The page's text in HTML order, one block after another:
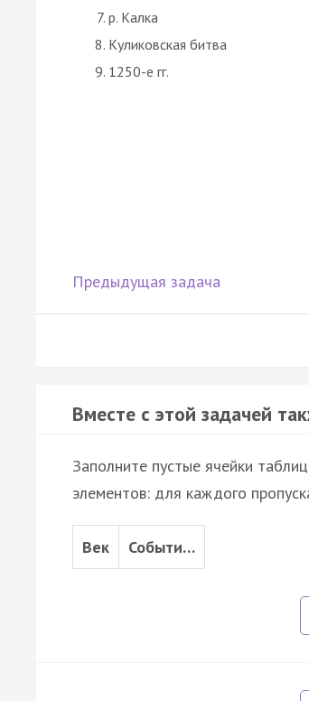
р. Калка
Куликовская битва
1250-е гг.
Предыдущая задача
Вместе с этой задачей
Заполните пустые ячейки
элементов: для каждого
Век Событи…